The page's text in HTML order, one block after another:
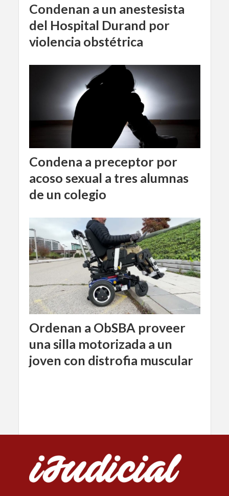
Condenan a un anestesista
del Hospital Durand por
violencia obstétrica
Condena a preceptor por
acoso sexual a tres alumnas
de un colegio
Ordenan a ObSBA proveer
una silla motorizada a un
joven con distrofia muscular